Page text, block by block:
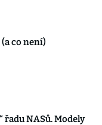
co není)
řadu NASů. Modely